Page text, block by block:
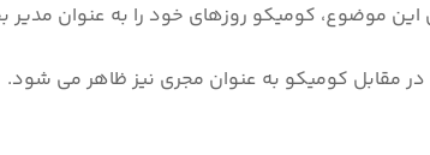
این موضوع، کومیکو روزهای خود را به عنوان
در مقابل کومیکو به عنوان مجری نیز ظاهر می شود.